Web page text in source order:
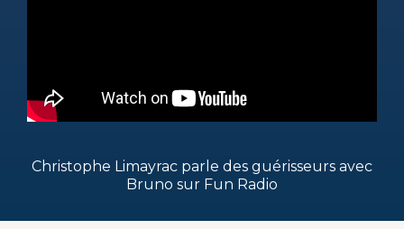
Christophe Limayrac parle des guérisseurs avec
Bruno sur Fun Radio